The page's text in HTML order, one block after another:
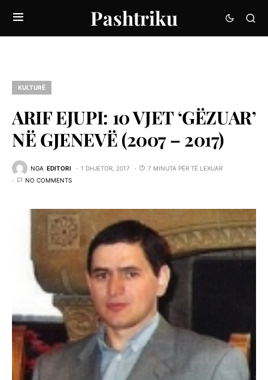
Pashtriku
KULTURË
ARIF EJUPI: 10 VJET ‘GËZUAR’
NË GJENEVË (2007 – 2017)
NGA EDITORI 1 DHJETOR, 2017
7 MINUTA PËR TË LEXUAR
NO COMMENTS